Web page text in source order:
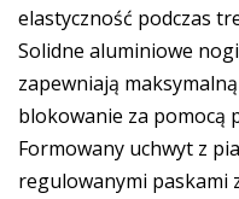
elastyczność podczas
Solidne aluminiowe
zapewniają
blokowanie za pomocą
Formowany uchwyt z
regulowanymi paskami